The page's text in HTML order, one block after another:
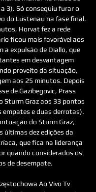
3). Só conseguiu furar o
do Lustenau na fase final.
Horvat fez a rede
ficou mais favorável aos
a expulsão de Diallo, que
em desvantagem
proveito da situação,
aos 25 minutos. Depois
de Gazibegovic, Prass
Sturm Graz aos 33 pontos
empates e duas derrotas).
do Sturm Graz,
últimas dez edições da
que fica na liderança
quando considerados os
de desempate.
Ao Vivo Tv